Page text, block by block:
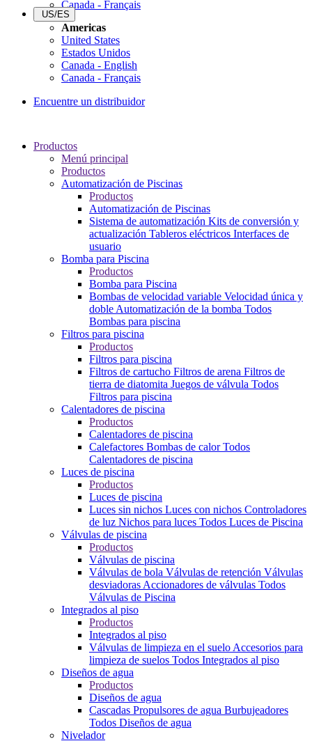
Canada - Français
US/ES
Americas
United States
Estados Unidos
Canada - English
Canada - Français
Encuentre un distribuidor
Productos
Menú principal
Productos
Automatización de Piscinas
Productos
Automatización de Piscinas
Sistema de automatización Kits de conversión y
actualización Tableros eléctricos Interfaces de
usuario
Bomba para Piscina
Productos
Bomba para Piscina
Bombas de velocidad variable Velocidad única y
doble Automatización de la bomba Todos
Bombas para piscina
Filtros para piscina
Productos
Filtros para piscina
Filtros de cartucho Filtros de arena Filtros de
tierra de diatomita Juegos de válvula Todos
Filtros para piscina
Calentadores de piscina
Productos
Calentadores de piscina
Calefactores Bombas de calorTodos
Calentadores de piscina
Luces de piscina
Productos
Luces de piscina
Luces sin nichos Luces con nichos Controladores
de luz Nichos para luces Todos Luces de Piscina
Válvulas de piscina
Productos
Válvulas de piscina
Válvulas de bola Válvulas de retención Válvulas
desviadoras Accionadores de válvulas Todos
Válvulas de Piscina
Integrados al piso
Productos
Integrados al piso
Válvulas de limpieza en el suelo Accesorios para
limpieza de suelos Todos Integrados al piso
Diseños de agua
Productos
Diseños de agua
Cascadas Propulsores de agua Burbujeadores
Todos Diseños de agua
Nivelador